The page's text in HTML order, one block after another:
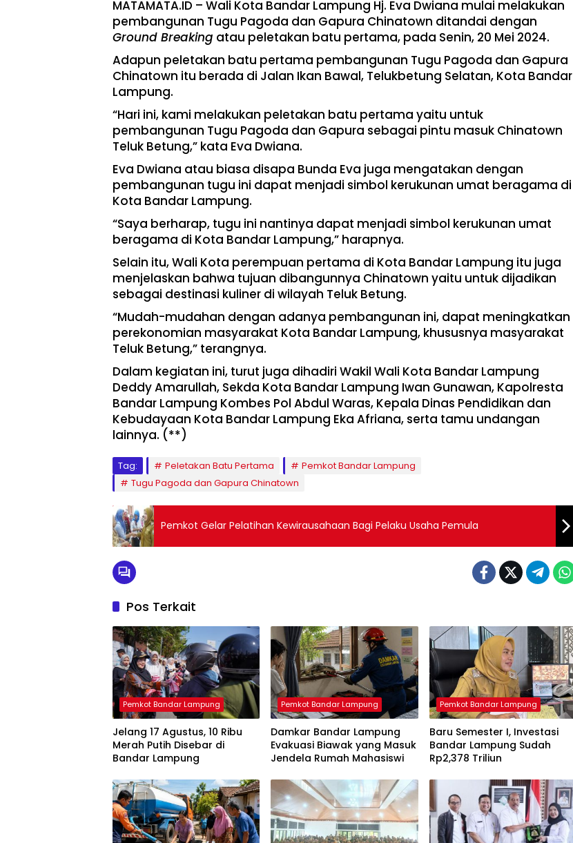
MATAMATA.ID – Wali Kota Bandar Lampung Hj. Eva Dwiana mulai melakukan
pembangunan Tugu Pagoda dan Gapura Chinatown ditandai dengan
Ground Breaking atau peletakan batu pertama, pada Senin, 20 Mei 2024.
Adapun peletakan batu pertama pembangunan Tugu Pagoda dan Gapura
Chinatown itu berada di Jalan Ikan Bawal, Telukbetung Selatan, Kota Bandar
Lampung.
“Hari ini, kami melakukan peletakan batu pertama yaitu untuk
pembangunan Tugu Pagoda dan Gapura sebagai pintu masuk Chinatown
Teluk Betung,” kata Eva Dwiana.
Eva Dwiana atau biasa disapa Bunda Eva juga mengatakan dengan
pembangunan tugu ini dapat menjadi simbol kerukunan umat beragama di
Kota Bandar Lampung.
“Saya berharap, tugu ini nantinya dapat menjadi simbol kerukunan umat
beragama di Kota Bandar Lampung,” harapnya.
Selain itu, Wali Kota perempuan pertama di Kota Bandar Lampung itu juga
menjelaskan bahwa tujuan dibangunnya Chinatown yaitu untuk dijadikan
sebagai destinasi kuliner di wilayah Teluk Betung.
“Mudah-mudahan dengan adanya pembangunan ini, dapat meningkatkan
perekonomian masyarakat Kota Bandar Lampung, khususnya masyarakat
Teluk Betung,” terangnya.
Dalam kegiatan ini, turut juga dihadiri Wakil Wali Kota Bandar Lampung
Deddy Amarullah, Sekda Kota Bandar Lampung Iwan Gunawan, Kapolresta
Bandar Lampung Kombes Pol Abdul Waras, Kepala Dinas Pendidikan dan
Kebudayaan Kota Bandar Lampung Eka Afriana, serta tamu undangan
lainnya. (**)
Tag: Peletakan Batu Pertama
Pemkot Bandar Lampung
Tugu Pagoda dan Gapura Chinatown
Pemkot Gelar Pelatihan Kewirausahaan Bagi Pelaku Usaha Pemula
Pos Terkait
Pemkot Bandar Lampung
Jelang 17 Agustus, 10 Ribu
Merah Putih Disebar di
Bandar Lampung
Pemkot Bandar Lampung
Damkar Bandar Lampung
Evakuasi Biawak yang Masuk
Jendela Rumah Mahasiswi
Pemkot Bandar Lampung
Baru Semester I, Investasi
Bandar Lampung Sudah
Rp2,378 Triliun